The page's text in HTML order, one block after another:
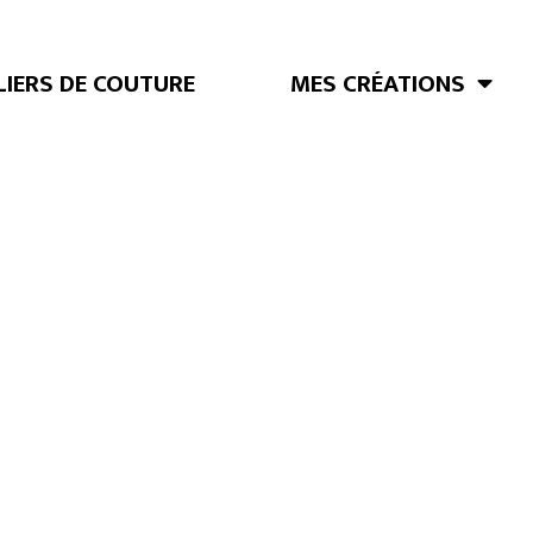
DE COUTURE MES CRÉATIONS